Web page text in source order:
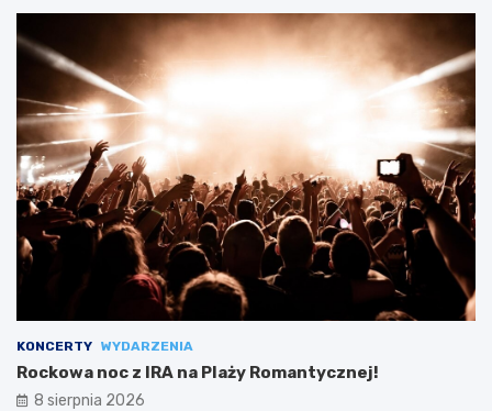
KONCERTY WYDARZENIA
Rockowa noc z IRA na Plaży Romantycznej!
8 sierpnia 2026